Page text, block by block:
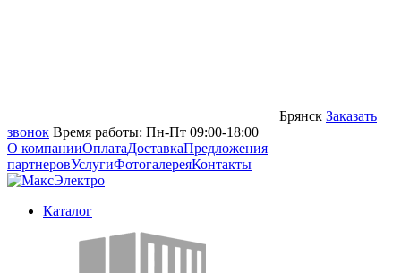
Брянск Заказать
звонок Время работы: Пн-Пт 09:00-18:00
О компанииОплатаДоставкаПредложения
партнеровУслугиФотогалереяКонтакты
Каталог